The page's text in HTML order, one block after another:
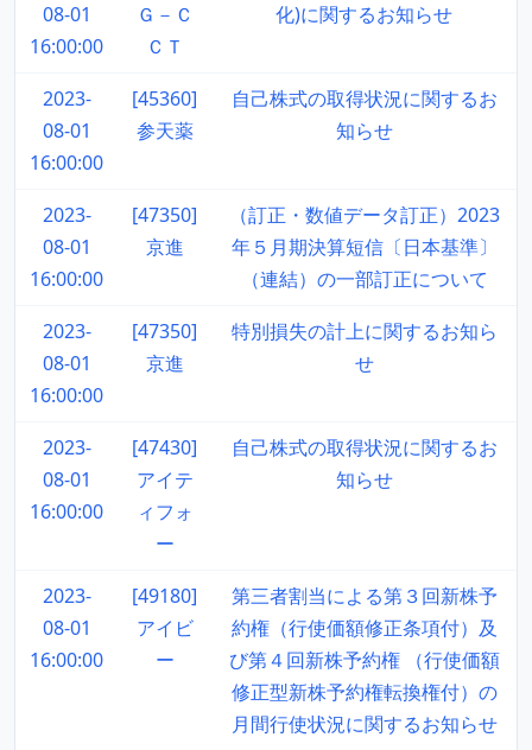
08-01
16:00:00
Ｇ－Ｃ
ＣＴ
化)に関するお知らせ
2023-
08-01
16:00:00
[45360]
参天薬
自己株式の取得状況に関するお
知らせ
2023-
08-01
16:00:00
[47350]
京進
（訂正・数値データ訂正）2023
年５月期決算短信〔日本基準〕
（連結）の一部訂正について
2023-
08-01
16:00:00
[47350]
京進
特別損失の計上に関するお知ら
せ
2023-
08-01
16:00:00
[47430]
アイテ
ィフォ
ー
自己株式の取得状況に関するお
知らせ
2023-
08-01
16:00:00
[49180]
アイビ
ー
第三者割当による第３回新株予
約権（行使価額修正条項付）及
び第４回新株予約権 （行使価額
修正型新株予約権転換権付）の
月間行使状況に関するお知らせ